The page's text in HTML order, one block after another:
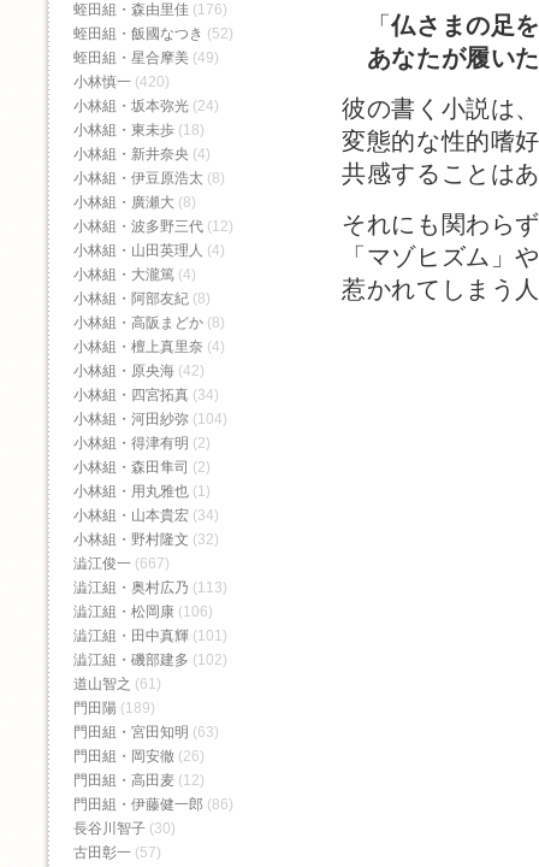
「仏さまの足
あなたが履い
彼の書く小説は
変態的な性的嗜
共感することは
それにも関わら
「マゾヒズム」
惹かれてしまう
蛭田組・森由里佳 (176)
蛭田組・飯國なつき (52)
蛭田組・星合摩美 (49)
小林慎一 (420)
小林組・坂本弥光 (24)
小林組・東未歩 (18)
小林組・新井奈央 (4)
小林組・伊豆原浩太 (8)
小林組・廣瀬大 (8)
小林組・波多野三代 (12)
小林組・山田英理人 (4)
小林組・大瀧篤 (4)
小林組・阿部友紀 (8)
小林組・高阪まどか (8)
小林組・檀上真里奈 (4)
小林組・原央海 (42)
小林組・四宮拓真 (34)
小林組・河田紗弥 (104)
小林組・得津有明 (2)
小林組・森田隼司 (2)
小林組・用丸雅也 (1)
小林組・山本貴宏 (34)
小林組・野村隆文 (32)
澁江俊一 (667)
澁江組・奥村広乃 (113)
澁江組・松岡康 (106)
澁江組・田中真輝 (101)
澁江組・磯部建多 (102)
道山智之 (61)
門田陽 (189)
門田組・宮田知明 (63)
門田組・岡安徹 (26)
門田組・高田麦 (12)
門田組・伊藤健一郎 (86)
長谷川智子 (30)
古田彰一 (57)